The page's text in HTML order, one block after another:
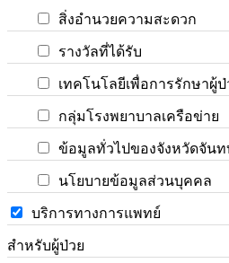
สิ่งอำนวยความสะดวก
รางวัลที่ได้รับ
เทคโนโลยีเพื่อการรักษาผู้ป่
กลุ่มโรงพยาบาลเครือข่าย
ข้อมูลทั่วไปของจังหวัดจันท
นโยบายข้อมูลส่วนบุคคล
บริการทางการแพทย์
สำหรับผู้ป่วย